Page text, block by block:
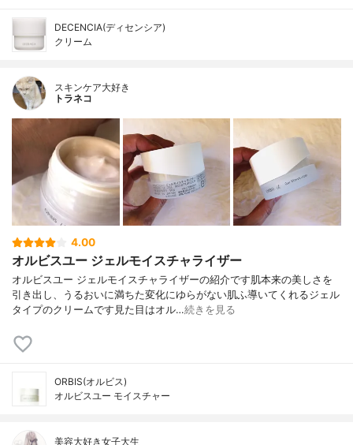
DECENCIA(ディセンシア)
クリーム
スキンケア大好き
トラネコ
4.00
オルビスユー ジェルモイスチャライザー
オルビスユー ジェルモイスチャライザーの紹介です肌本来の美しさを
引き出し、うるおいに満ちた変化にゆらがない肌ふ導いてくれるジェル
タイプのクリームです見た目はオル…続きを見る
ORBIS(オルビス)
オルビスユー モイスチャー
美容大好き女子大生